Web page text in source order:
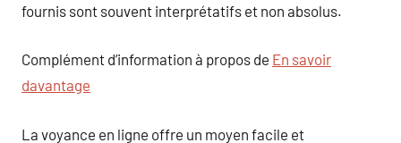
fournis sont souvent interprétatifs et non absolus.
Complément d’information à propos de En savoir
davantage
La voyance en ligne offre un moyen facile et